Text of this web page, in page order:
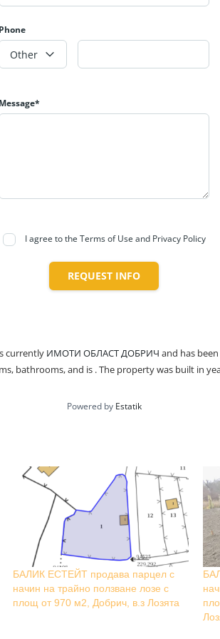
Phone
Other
Message*
I agree to the Terms of Use and Privacy Policy
REQUEST INFO
currently ИМОТИ ОБЛАСТ ДОБРИЧ and has
bathrooms, and is . The property was built in
Powered by Estatik
БАЛИК ЕСТЕЙТ продава парцел с
начин на трайно ползване лозе с
площ от 970 м2, Добрич, в.з Лозята